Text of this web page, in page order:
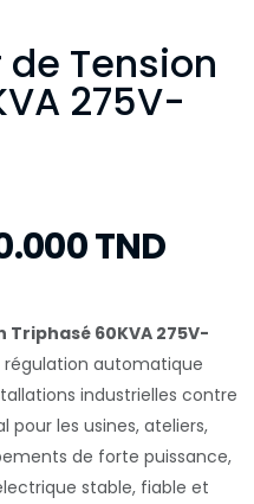
Tension
275V-
TND
60KVA 275V-
automatique
industrielles contre
pour les usines, ateliers,
de forte puissance,
stable, fiable et